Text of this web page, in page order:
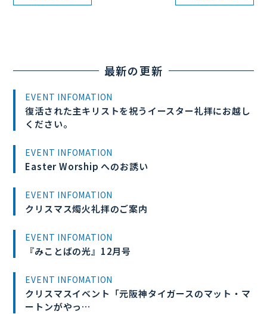
最新の更新
EVENT INFOMATION
復活された主キリストを祝うイースター礼拝にお越し
ください。
EVENT INFOMATION
Easter Worship へのお誘い
EVENT INFOMATION
クリスマス燭火礼拝のご案内
EVENT INFOMATION
『みことばの光』12月号
EVENT INFOMATION
クリスマスイベント「元阪神タイガースのマット・マ
ートンがやっ…